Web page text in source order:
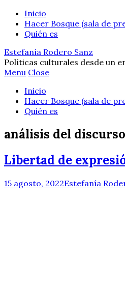
Inicio
Hacer Bosque (sala de
Quién es
Estefanía Rodero Sanz
Políticas culturales desde un
Menu Close
Inicio
Hacer Bosque (sala de
Quién es
análisis del discurso
Libertad de
15 agosto, 2022Estefanía